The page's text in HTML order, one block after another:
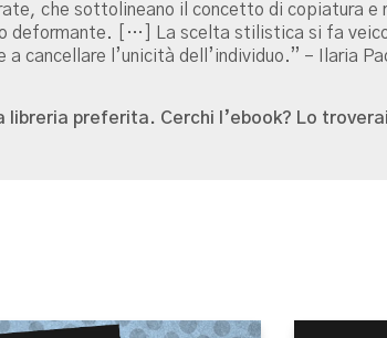
che sottolineano il concetto di copiatura
deformante. […] La scelta stilistica si fa
cancellare l’unicità dell’individuo.” – Ilaria
libreria preferita. Cerchi l’ebook? Lo